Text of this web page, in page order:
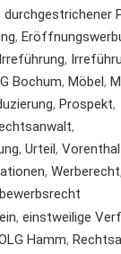
durchgestrichener
,
Irreführung,
Bochum, Möbel,
, Prospekt,
,
, Urteil,
, Werberecht,
, einstweilige
Hamm,